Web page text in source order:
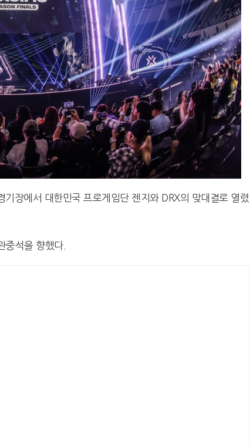
장에서 대한민국 프로게임단 젠지와 DRX의 맞대결로 열렸
중석을 향했다.